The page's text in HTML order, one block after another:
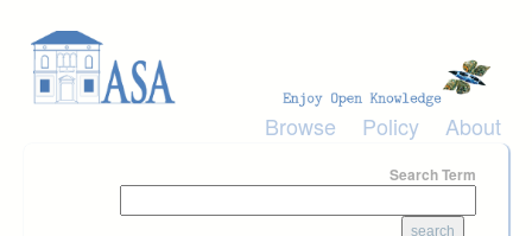
Browse Policy About
Search Term